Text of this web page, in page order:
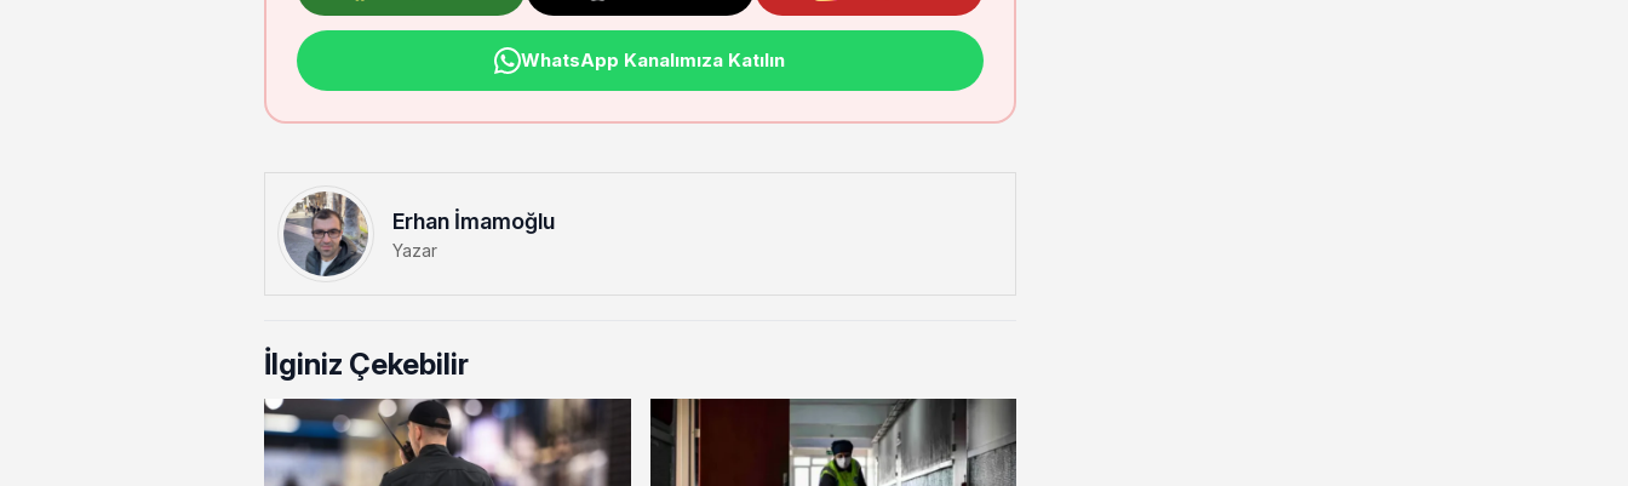
WhatsApp Kanalımıza Katılın
Erhan İmamoğlu
Yazar
İlginiz Çekebilir